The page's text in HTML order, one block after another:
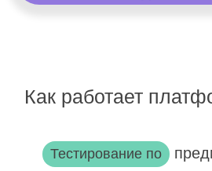
Как работает
Тестирование по